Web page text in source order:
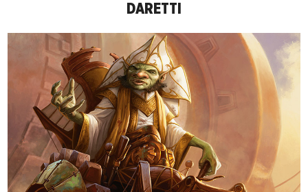
DARETTI